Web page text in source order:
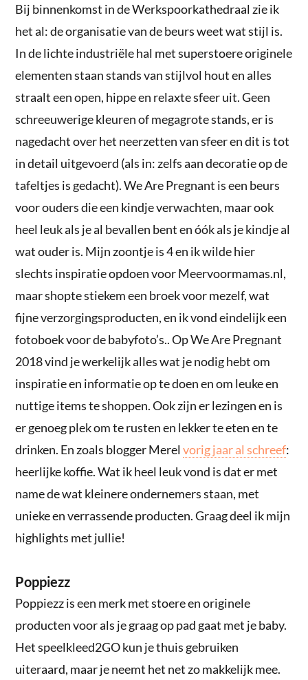
Bij binnenkomst in de Werkspoorkathedraal zie ik
het al: de organisatie van de beurs weet wat stijl is.
In de lichte industriële hal met superstoere originele
elementen staan stands van stijlvol hout en alles
straalt een open, hippe en relaxte sfeer uit. Geen
schreeuwerige kleuren of megagrote stands, er is
nagedacht over het neerzetten van sfeer en dit is tot
in detail uitgevoerd (als in: zelfs aan decoratie op de
tafeltjes is gedacht). We Are Pregnant is een beurs
voor ouders die een kindje verwachten, maar ook
heel leuk als je al bevallen bent en óók als je kindje al
wat ouder is. Mijn zoontje is 4 en ik wilde hier
slechts inspiratie opdoen voor Meervoormamas.nl,
maar shopte stiekem een broek voor mezelf, wat
fijne verzorgingsproducten, en ik vond eindelijk een
fotoboek voor de babyfoto’s.. Op We Are Pregnant
2018 vind je werkelijk alles wat je nodig hebt om
inspiratie en informatie op te doen en om leuke en
nuttige items te shoppen. Ook zijn er lezingen en is
er genoeg plek om te rusten en lekker te eten en te
drinken. En zoals blogger Merelvorig jaar al schreef:
heerlijke koffie. Wat ik heel leuk vond is dat er met
name de wat kleinere ondernemers staan, met
unieke en verrassende producten. Graag deel ik mijn
highlights met jullie!
Poppiezz
Poppiezz is een merk met stoere en originele
producten voor als je graag op pad gaat met je baby.
Het speelkleed2GO kun je thuis gebruiken
uiteraard, maar je neemt het net zo makkelijk mee.